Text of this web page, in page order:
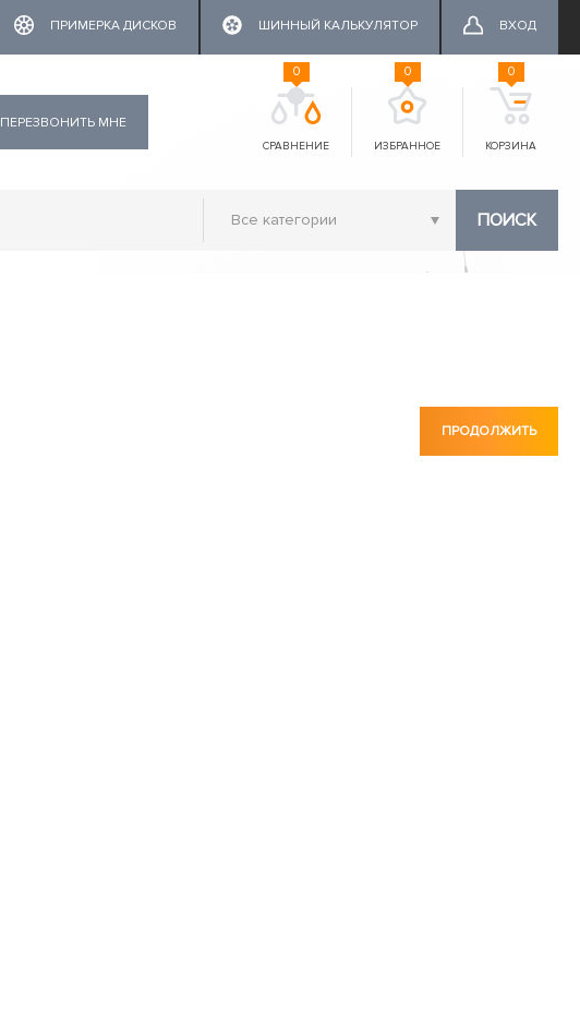
ПРИМЕРКА ДИСКОВ ШИННЫЙ КАЛЬКУЛЯТОР ВХОД
ПЕРЕЗВОНИТЬ МНЕ
СРАВНЕНИЕ
0
ИЗБРАННОЕ
0
КОРЗИНА
0
ПОИСК
ПРОДОЛЖИТЬ